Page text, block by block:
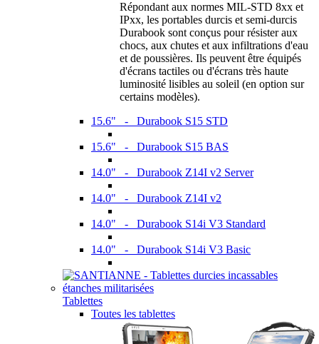
Répondant aux normes MIL-STD 8xx et
IPxx, les portables durcis et semi-durcis
Durabook sont conçus pour résister aux
chocs, aux chutes et aux infiltrations d'eau
et de poussières. Ils peuvent être équipés
d'écrans tactiles ou d'écrans très haute
luminosité lisibles au soleil (en option sur
certains modèles).
15.6" - Durabook S15 STD
15.6" - Durabook S15 BAS
14.0" - Durabook Z14I v2 Server
14.0" - Durabook Z14I v2
14.0" - Durabook S14i V3 Standard
14.0" - Durabook S14i V3 Basic
Tablettes
Toutes les tablettes